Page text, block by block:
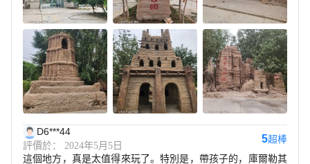
D6***44
評價於： 2024年5月5日
5超棒
這個地方，真是太值得來玩了。特別是，帶孩子的，庫爾勒其